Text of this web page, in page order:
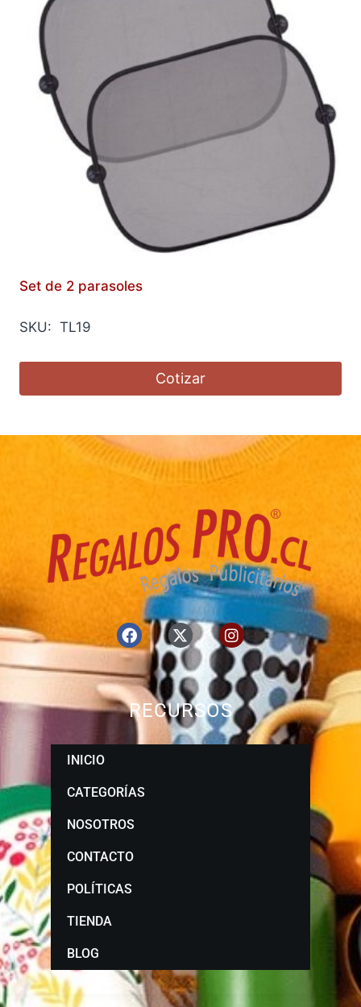
Set de 2 parasoles
SKU: TL19
Cotizar
RECURSOS
INICIO
CATEGORÍAS
NOSOTROS
CONTACTO
POLÍTICAS
TIENDA
BLOG